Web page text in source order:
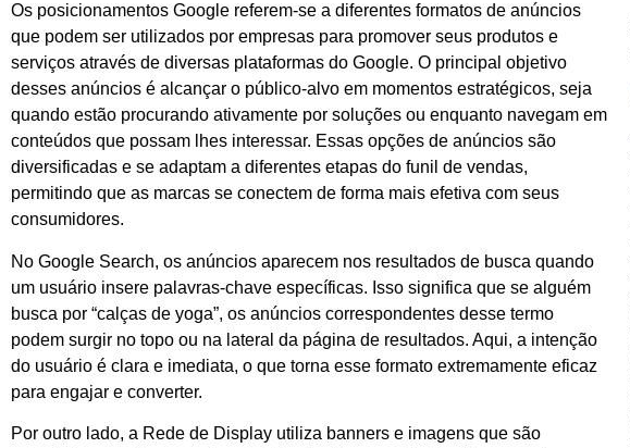
Os posicionamentos Google referem-se a diferentes formatos de anúncios
que podem ser utilizados por empresas para promover seus produtos e
serviços através de diversas plataformas do Google. O principal objetivo
desses anúncios é alcançar o público-alvo em momentos estratégicos, seja
quando estão procurando ativamente por soluções ou enquanto navegam em
conteúdos que possam lhes interessar. Essas opções de anúncios são
diversificadas e se adaptam a diferentes etapas do funil de vendas,
permitindo que as marcas se conectem de forma mais efetiva com seus
consumidores.
No Google Search, os anúncios aparecem nos resultados de busca quando
um usuário insere palavras-chave específicas. Isso significa que se alguém
busca por “calças de yoga”, os anúncios correspondentes desse termo
podem surgir no topo ou na lateral da página de resultados. Aqui, a intenção
do usuário é clara e imediata, o que torna esse formato extremamente eficaz
para engajar e converter.
Por outro lado, a Rede de Display utiliza banners e imagens que são